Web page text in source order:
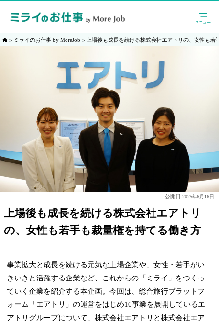
ミライのお仕事 by MoreJob 上場後も成長を続ける株式会社エアトリの、女性も若
公開日:2025年6月16日
上場後も成長を続ける株式会社エアトリ
の、女性も若手も裁量権を持てる働き方
事業拡大と成長を続ける元気な上場企業や、女性・若手がい
きいきと活躍する企業など、これからの「ミライ」をつくっ
ていく企業を紹介する本企画。今回は、総合旅行プラットフ
ォーム「エアトリ」の運営をはじめ10事業を展開しているエ
アトリグループについて、株式会社エアトリと株式会社エア